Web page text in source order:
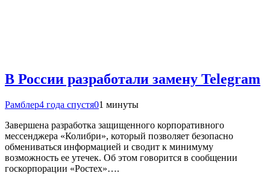
В России разработали замену Telegram
Рамблер4 года спустя01 минуты
Завершена разработка защищенного корпоративного
мессенджера «Колибри», который позволяет безопасно
обмениваться информацией и сводит к минимуму
возможность ее утечек. Об этом говорится в сообщении
госкорпорации «Ростех»….